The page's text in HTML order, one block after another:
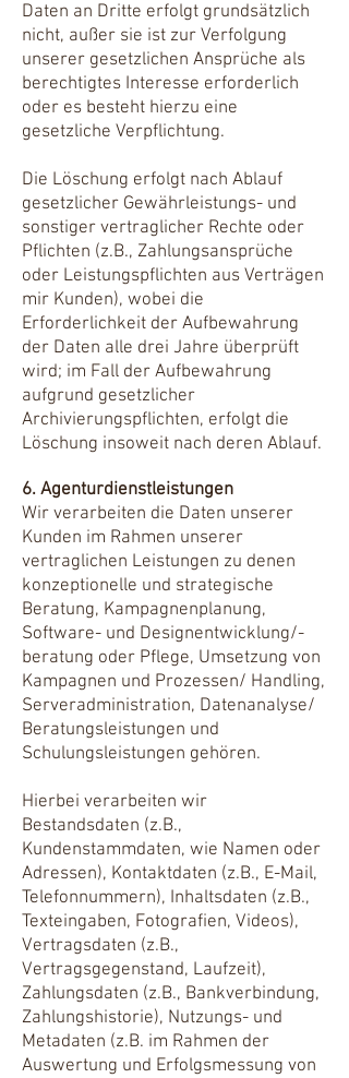
Daten an Dritte erfolgt grundsätzlich
nicht, außer sie ist zur Verfolgung
unserer gesetzlichen Ansprüche als
berechtigtes Interesse erforderlich
oder es besteht hierzu eine
gesetzliche Verpflichtung.
Die Löschung erfolgt nach Ablauf
gesetzlicher Gewährleistungs- und
sonstiger vertraglicher Rechte oder
Pflichten (z.B., Zahlungsansprüche
oder Leistungspflichten aus Verträgen
mir Kunden), wobei die
Erforderlichkeit der Aufbewahrung
der Daten alle drei Jahre überprüft
wird; im Fall der Aufbewahrung
aufgrund gesetzlicher
Archivierungspflichten, erfolgt die
Löschung insoweit nach deren Ablauf.
6. Agenturdienstleistungen
Wir verarbeiten die Daten unserer
Kunden im Rahmen unserer
vertraglichen Leistungen zu denen
konzeptionelle und strategische
Beratung, Kampagnenplanung,
Software- und Designentwicklung/-
beratung oder Pflege, Umsetzung von
Kampagnen und Prozessen/ Handling,
Serveradministration, Datenanalyse/
Beratungsleistungen und
Schulungsleistungen gehören.
Hierbei verarbeiten wir
Bestandsdaten (z.B.,
Kundenstammdaten, wie Namen oder
Adressen), Kontaktdaten (z.B., E-Mail,
Telefonnummern), Inhaltsdaten (z.B.,
Texteingaben, Fotografien, Videos),
Vertragsdaten (z.B.,
Vertragsgegenstand, Laufzeit),
Zahlungsdaten (z.B., Bankverbindung,
Zahlungshistorie), Nutzungs- und
Metadaten (z.B. im Rahmen der
Auswertung und Erfolgsmessung von